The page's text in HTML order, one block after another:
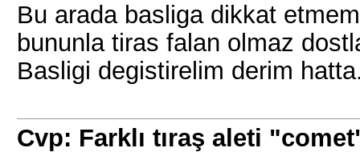
Bu arada basliga dikkat
bununla tiras falan olmaz
Basligi degistirelim derim
Cvp: Farklı tıraş aleti